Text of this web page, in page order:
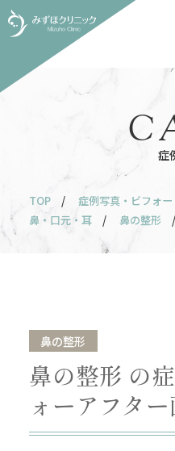
症
TOP / 症例写真・ビフォ
鼻・口元・耳
/ 鼻の整形
鼻の整形
鼻の整形 の
ォーアフタ